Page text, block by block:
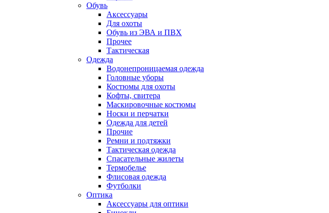
Обувь
Аксессуары
Для охоты
Обувь из ЭВА и ПВХ
Прочее
Тактическая
Одежда
Водонепроницаемая одежда
Головные уборы
Костюмы для охоты
Кофты, свитера
Маскировочные костюмы
Носки и перчатки
Одежда для детей
Прочие
Ремни и подтяжки
Тактическая одежда
Спасательные жилеты
Термобелье
Флисовая одежда
Футболки
Оптика
Аксессуары для оптики